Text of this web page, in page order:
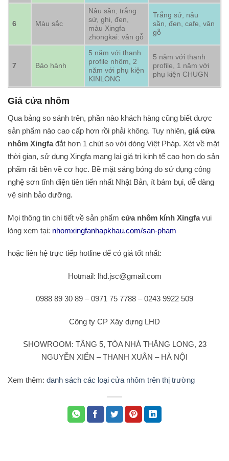
6 Màu sắc
Nâu sần, trắng
sứ, ghi, đen,
màu Xingfa
zhongkai: vân gỗ
Trắng sứ, nâu
sần, đen, cafe, vân
gỗ
7 Bảo hành
5 năm với thanh
profile nhôm, 2
năm với phụ kiện
KINLONG
5 năm với thanh
profile, 1 năm với
phụ kiện CHUGN
Giá cửa nhôm
Qua bảng so sánh trên, phần nào khách hàng cũng biết được
sản phẩm nào cao cấp hơn rồi phải không. Tuy nhiên, giá cửa
nhôm Xingfađắt hơn 1 chút so với dòng Việt Pháp. Xét về mặt
thời gian, sử dụng Xingfa mang lại giá trị kinh tế cao hơn do sản
phẩm rất bền về cơ học. Bề mặt sáng bóng do sử dụng công
nghệ sơn tĩnh điện tiên tiến nhất Nhật Bản, ít bám bụi, dễ dàng
vệ sinh bảo dưỡng.
Mọi thông tin chi tiết về sản phẩm cửa nhôm kính Xingfavui
lòng xem tại: nhomxingfanhapkhau.com/san-pham
hoặc liên hệ trực tiếp hotline để có giá tốt nhất:
Hotmail: lhd.jsc@gmail.com
0988 89 30 89 – 0971 75 7788 – 0243 9922 509
Công ty CP Xây dựng LHD
SHOWROOM: TẦNG 5, TÒA NHÀ THĂNG LONG, 23
NGUYỄN XIỂN – THANH XUÂN – HÀ NỘI
Xem thêm: danh sách các loại cửa nhôm trên thị trường